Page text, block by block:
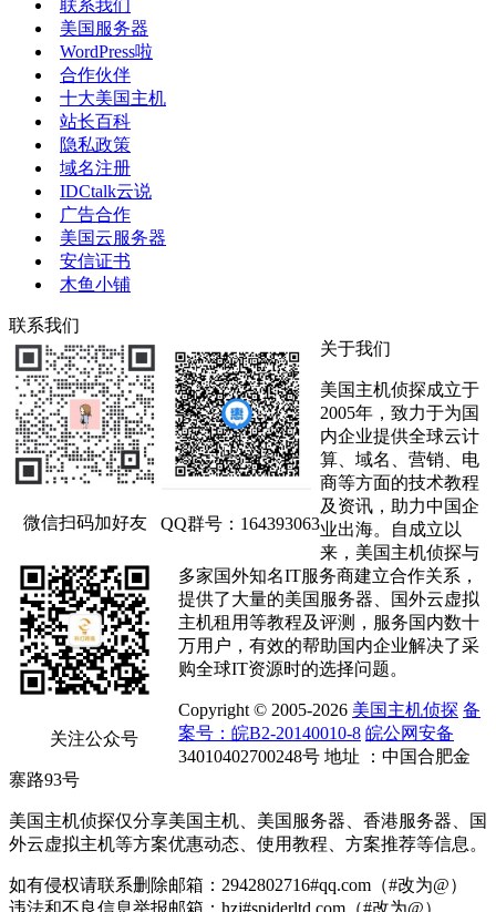
联系我们
美国服务器
WordPress啦
合作伙伴
十大美国主机
站长百科
隐私政策
域名注册
IDCtalk云说
广告合作
美国云服务器
安信证书
木鱼小铺
联系我们
微信扫码加好友 QQ群号：164393063
关注公众号
关于我们
美国主机侦探成立于
2005年，致力于为国
内企业提供全球云计
算、域名、营销、电
商等方面的技术教程
及资讯，助力中国企
业出海。自成立以
来，美国主机侦探与
多家国外知名IT服务商建立合作关系，
提供了大量的美国服务器、国外云虚拟
主机租用等教程及评测，服务国内数十
万用户，有效的帮助国内企业解决了采
购全球IT资源时的选择问题。
Copyright © 2005-2026 美国主机侦探 备
案号：皖B2-20140010-8 皖公网安备
34010402700248号 地址 ：中国合肥金
寨路93号
美国主机侦探仅分享美国主机、美国服务器、香港服务器、国
外云虚拟主机等方案优惠动态、使用教程、方案推荐等信息。
如有侵权请联系删除邮箱：2942802716#qq.com（#改为@）